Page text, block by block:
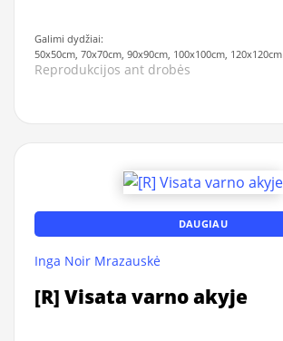
Galimi dydžiai:
50x50cm, 70x70cm, 90x90cm, 100x100cm, 120x120cm
Reprodukcijos ant drobės
DAUGIAU
Inga Noir Mrazauskė
[R] Visata varno akyje